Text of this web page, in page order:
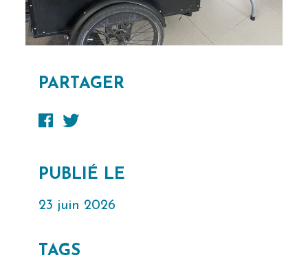
PARTAGER
PUBLIÉ LE
23 juin 2026
TAGS